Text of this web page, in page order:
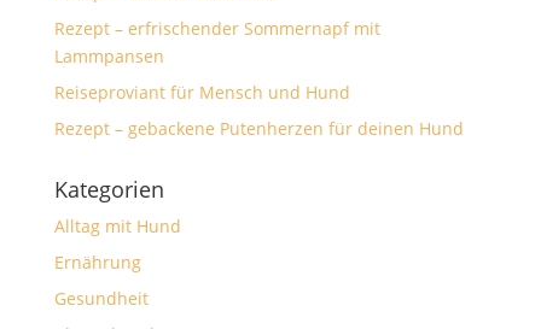
Rezept – erfrischender Sommernapf mit
Lammpansen
Reiseproviant für Mensch und Hund
Rezept – gebackene Putenherzen für deinen Hund
Kategorien
Alltag mit Hund
Ernährung
Gesundheit